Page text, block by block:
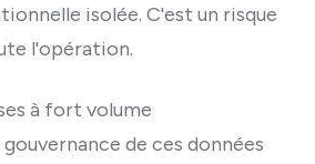
isolée. C'est un risque
l'opération.
à fort volume
de ces données